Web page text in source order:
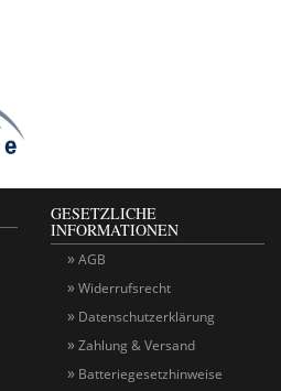
GESETZLICHE
INFORMATIONEN
AGB
Widerrufsrecht
Datenschutzerklärung
Zahlung & Versand
Batteriegesetzhinweise